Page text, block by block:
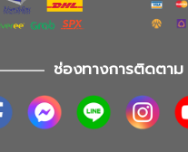
ช่องทางการติดตาม